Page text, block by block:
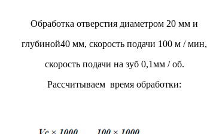
Обработка отверстия диаметром 20 мм и
глубиной40 мм, скорость подачи 100 м / мин,
скорость подачи на зуб 0,1мм / об.
Рассчитываем время обработки: